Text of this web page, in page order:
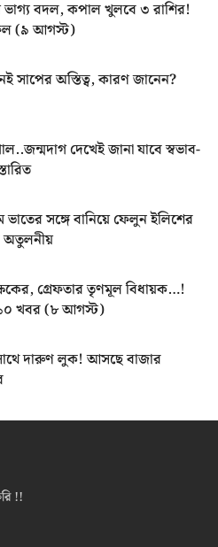
ভাগ্য বদল, কপাল খুলবে ৩ রাশির!
(৯ আগস্ট)
সাপের অস্তিত্ব, কারণ জানেন?
দেখেই জানা যাবে স্বভাব-
ভাতের সঙ্গে বানিয়ে ফেলুন ইলিশের
অতুলনীয়
গ্রেফতার তৃণমূল বিধায়ক…!
খবর (৮ আগস্ট)
সাথে দারুণ লুক! আসছে বাজার
!!